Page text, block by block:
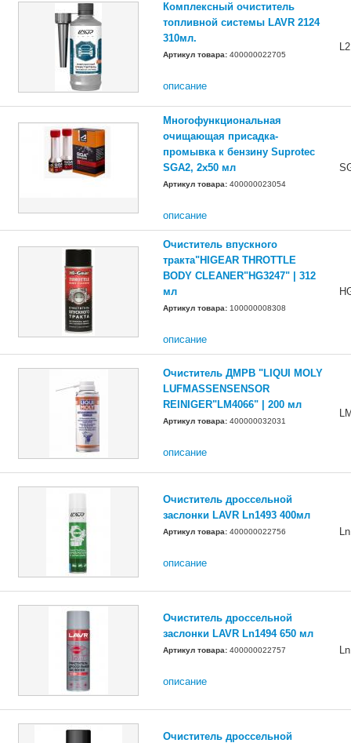
Комплексный очиститель
топливной системы LAVR 2124
310мл.
Артикул товара: 400000022705
описание
Многофункциональная
очищающая присадка-
промывка к бензину Suprotec
SGA2, 2х50 мл
Артикул товара: 400000023054
описание
Очиститель впускного
тракта"HIGEAR THROTTLE
BODY CLEANER"HG3247" | 312
мл
Артикул товара: 100000008308
описание
Очиститель ДМРВ "LIQUI MOLY
LUFMASSENSENSOR
REINIGER"LM4066" | 200 мл
Артикул товара: 400000032031
описание
Очиститель дроссельной
заслонки LAVR Ln1493 400мл
Артикул товара: 400000022756
описание
Очиститель дроссельной
заслонки LAVR Ln1494 650 мл
Артикул товара: 400000022757
описание
Очиститель дроссельной